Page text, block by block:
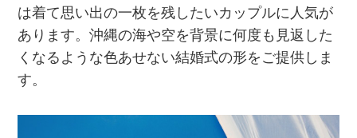
は着て思い出の一枚を残したいカップルに人気が
あります。沖縄の海や空を背景に何度も見返した
くなるような色あせない結婚式の形をご提供しま
す。